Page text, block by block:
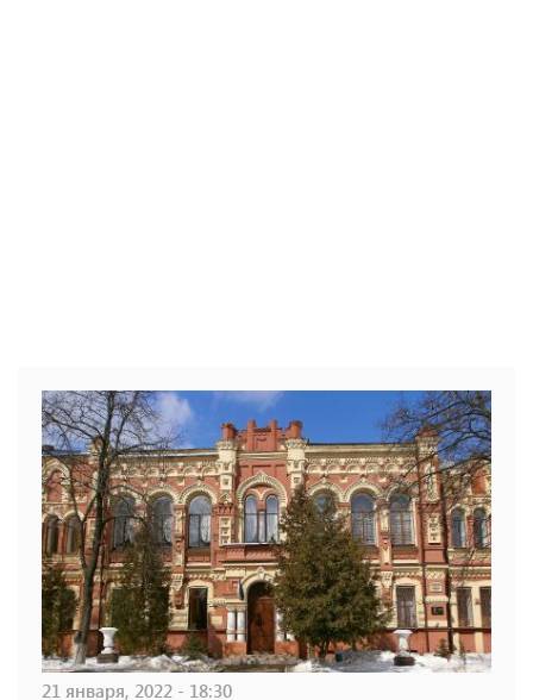
21 января, 2022 - 18:30